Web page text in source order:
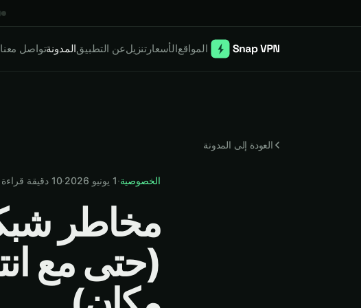
المواقعالأسعار تنزيلعن التطبيقالمدونةتواصل معنا
العودة إلى المدونة
الخصوصية·1 يونيو 2026 ·
10 دقيقة قراءة